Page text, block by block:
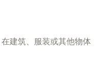
建筑、服装或其他物体